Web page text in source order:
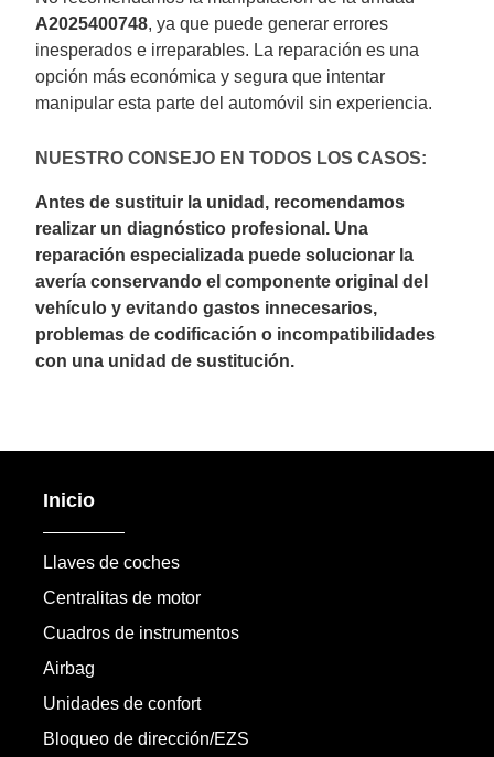
A2025400748, ya que puede generar errores
inesperados e irreparables. La reparación es una
opción más económica y segura que intentar
manipular esta parte del automóvil sin experiencia.
NUESTRO CONSEJO EN TODOS LOS CASOS:
Antes de sustituir la unidad, recomendamos
realizar un diagnóstico profesional. Una
reparación especializada puede solucionar la
avería conservando el componente original del
vehículo y evitando gastos innecesarios,
problemas de codificación o incompatibilidades
con una unidad de sustitución.
Inicio
Llaves de coches
Centralitas de motor
Cuadros de instrumentos
Airbag
Unidades de confort
Bloqueo de dirección/EZS